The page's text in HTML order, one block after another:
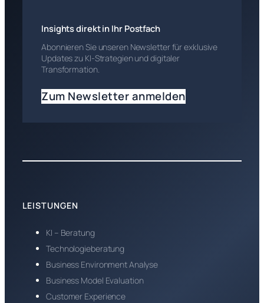
Insights direkt in Ihr Postfach
Abonnieren Sie unseren Newsletter für exklusive
Updates zu KI-Strategien und digitaler
Transformation.
Zum Newsletter anmelden
LEISTUNGEN
KI – Beratung
Technologieberatung
Business Environment Analyse
Business Model Evaluation
Customer Experience